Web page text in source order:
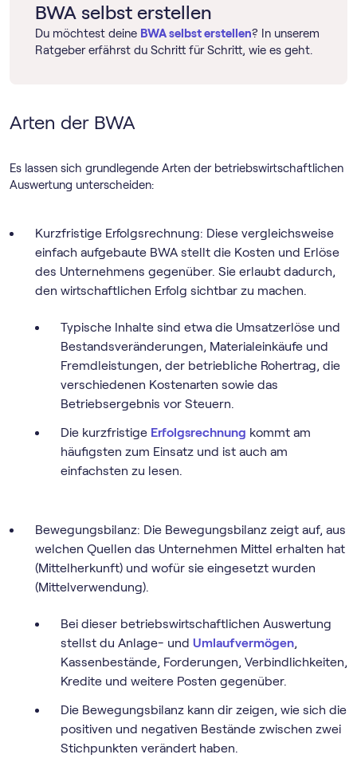
BWA selbst erstellen
Du möchtest deine BWA selbst erstellen? In unserem
Ratgeber erfährst du Schritt für Schritt, wie es geht.
Arten der BWA
Es lassen sich grundlegende Arten der betriebswirtschaftlichen
Auswertung unterscheiden:
Kurzfristige Erfolgsrechnung: Diese vergleichsweise
einfach aufgebaute BWA stellt die Kosten und Erlöse
des Unternehmens gegenüber. Sie erlaubt dadurch,
den wirtschaftlichen Erfolg sichtbar zu machen.
Typische Inhalte sind etwa die Umsatzerlöse und
Bestandsveränderungen, Materialeinkäufe und
Fremdleistungen, der betriebliche Rohertrag, die
verschiedenen Kostenarten sowie das
Betriebsergebnis vor Steuern.
Die kurzfristige Erfolgsrechnung kommt am
häufigsten zum Einsatz und ist auch am
einfachsten zu lesen.‍
Bewegungsbilanz: Die Bewegungsbilanz zeigt auf, aus
welchen Quellen das Unternehmen Mittel erhalten hat
(Mittelherkunft) und wofür sie eingesetzt wurden
(Mittelverwendung).
Bei dieser betriebswirtschaftlichen Auswertung
stellst du Anlage- und Umlaufvermögen,
Kassenbestände, Forderungen, Verbindlichkeiten,
Kredite und weitere Posten gegenüber.
Die Bewegungsbilanz kann dir zeigen, wie sich die
positiven und negativen Bestände zwischen zwei
Stichpunkten verändert haben.